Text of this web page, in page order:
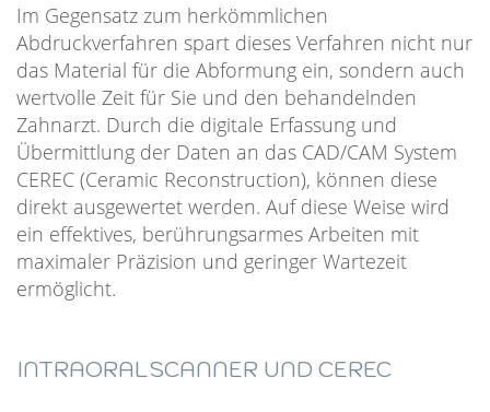
Im Gegensatz zum herkömmlichen
Abdruckverfahren spart dieses Verfahren nicht nur
das Material für die Abformung ein, sondern auch
wertvolle Zeit für Sie und den behandelnden
Zahnarzt. Durch die digitale Erfassung und
Übermittlung der Daten an das CAD/CAM System
CEREC (Ceramic Reconstruction), können diese
direkt ausgewertet werden. Auf diese Weise wird
ein effektives, berührungsarmes Arbeiten mit
maximaler Präzision und geringer Wartezeit
ermöglicht.
INTRAORALSCANNER UND CEREC